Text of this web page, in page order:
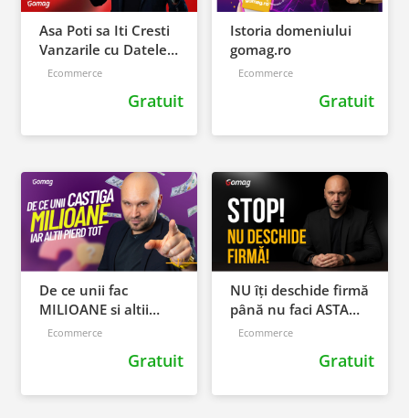
Asa Poti sa Iti Cresti
Vanzarile cu Datele
Invatate de la
Ecommerce
Gratuit
Istoria domeniului
gomag.ro
Ecommerce
Gratuit
De ce unii fac
MILIOANE si altii
pierd bani cu aceeasi
Ecommerce
Gratuit
NU îți deschide firmă
până nu faci ASTA
(validare business)
Ecommerce
Gratuit